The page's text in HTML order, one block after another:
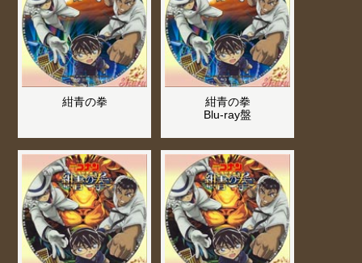
紺青の拳
紺青の拳
Blu-ray盤